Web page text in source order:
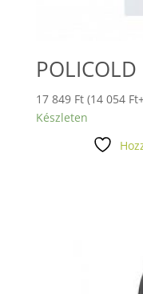
17 849 Ft (14 054 Ft
Készleten